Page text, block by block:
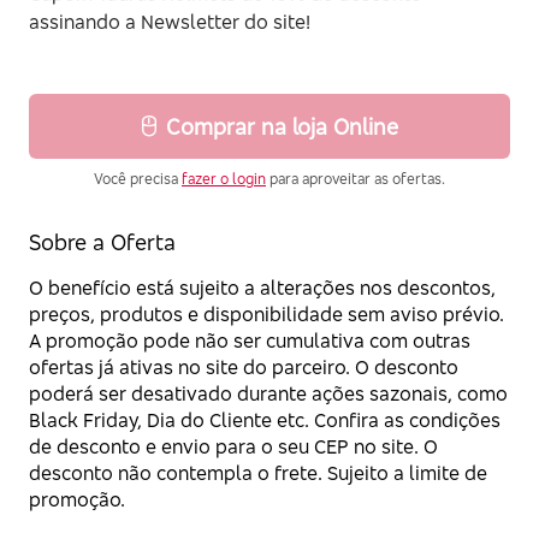
assinando a Newsletter do site!
Comprar na loja Online
Você precisa fazer o login para aproveitar as ofertas.
Sobre a Oferta
O benefício está sujeito a alterações nos descontos,
preços, produtos e disponibilidade sem aviso prévio.
A promoção pode não ser cumulativa com outras
ofertas já ativas no site do parceiro. O desconto
poderá ser desativado durante ações sazonais, como
Black Friday, Dia do Cliente etc. Confira as condições
de desconto e envio para o seu CEP no site. O
desconto não contempla o frete. Sujeito a limite de
promoção.